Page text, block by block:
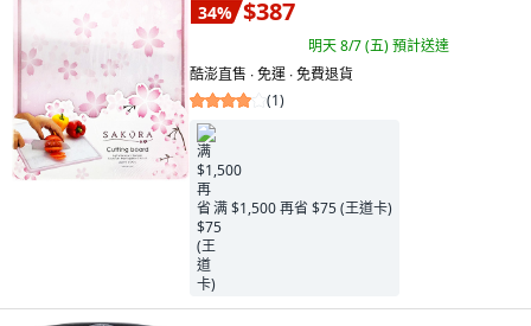
34% $387
明天 8/7 (五)預計送達
酷澎直售 ∙ 免運 ∙ 免費退貨
(1)
满 $1,500 再省 $75 (王道卡)